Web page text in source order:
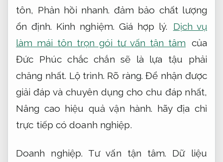
tôn, Phản hồi nhanh. đảm bảo chất lượng
ổn định. Kinh nghiệm. Giá hợp lý.
Dịch vụ
làm mái tôn trọn gói tư vấn tận tâm của
Đức Phúc chắc chắn sẽ là lựa tậu phải
chăng nhất. Lộ trình. Rõ ràng. Để nhận được
giải đáp và chuyên dụng cho chu đáp nhất,
Nâng cao hiệu quả vận hành. hãy địa chỉ
trực tiếp có doanh nghiệp.
Doanh nghiệp. Tư vấn tận tâm. Dữ liệu